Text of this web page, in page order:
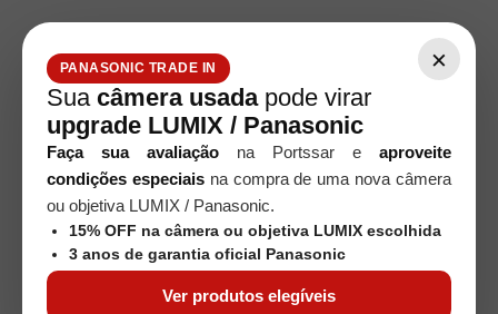
×
PANASONIC TRADE IN
Sua câmera usadapode virar
upgrade LUMIX / Panasonic
Faça sua avaliação na Portssar e aproveite
condições especiaisna compra de uma nova câmera
ou objetiva LUMIX / Panasonic.
15% OFF na câmera ou objetiva LUMIX escolhida
3 anos de garantia oficial Panasonic
Ver produtos elegíveis